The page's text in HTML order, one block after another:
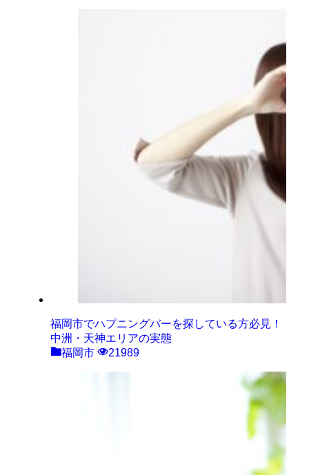
福岡市でハプニングバーを探している方必見！
中洲・天神エリアの実態
福岡市
21989